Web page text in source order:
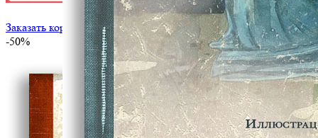
Заказать корпоративный тираж
-50%